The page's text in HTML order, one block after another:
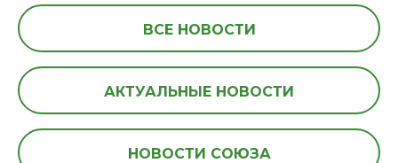
ВСЕ НОВОСТИ
АКТУАЛЬНЫЕ НОВОСТИ
НОВОСТИ СОЮЗА